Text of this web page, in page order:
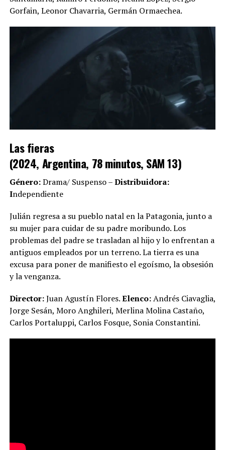
Gorfain, Leonor Chavarria, Germán Ormaechea.
Las fieras
(2024, Argentina, 78 minutos, SAM 13)
Género:Drama/ Suspenso –Distribuidora:
Independiente
Julián regresa a su pueblo natal en la Patagonia, junto a
su mujer para cuidar de su padre moribundo. Los
problemas del padre se trasladan al hijo y lo enfrentan a
antiguos empleados por un terreno. La tierra es una
excusa para poner de manifiesto el egoísmo, la obsesión
y la venganza.
Director:Juan Agustín Flores.Elenco:Andrés Ciavaglia,
Jorge Sesán, Moro Anghileri, Merlina Molina Castaño,
Carlos Portaluppi, Carlos Fosque, Sonia Constantini.